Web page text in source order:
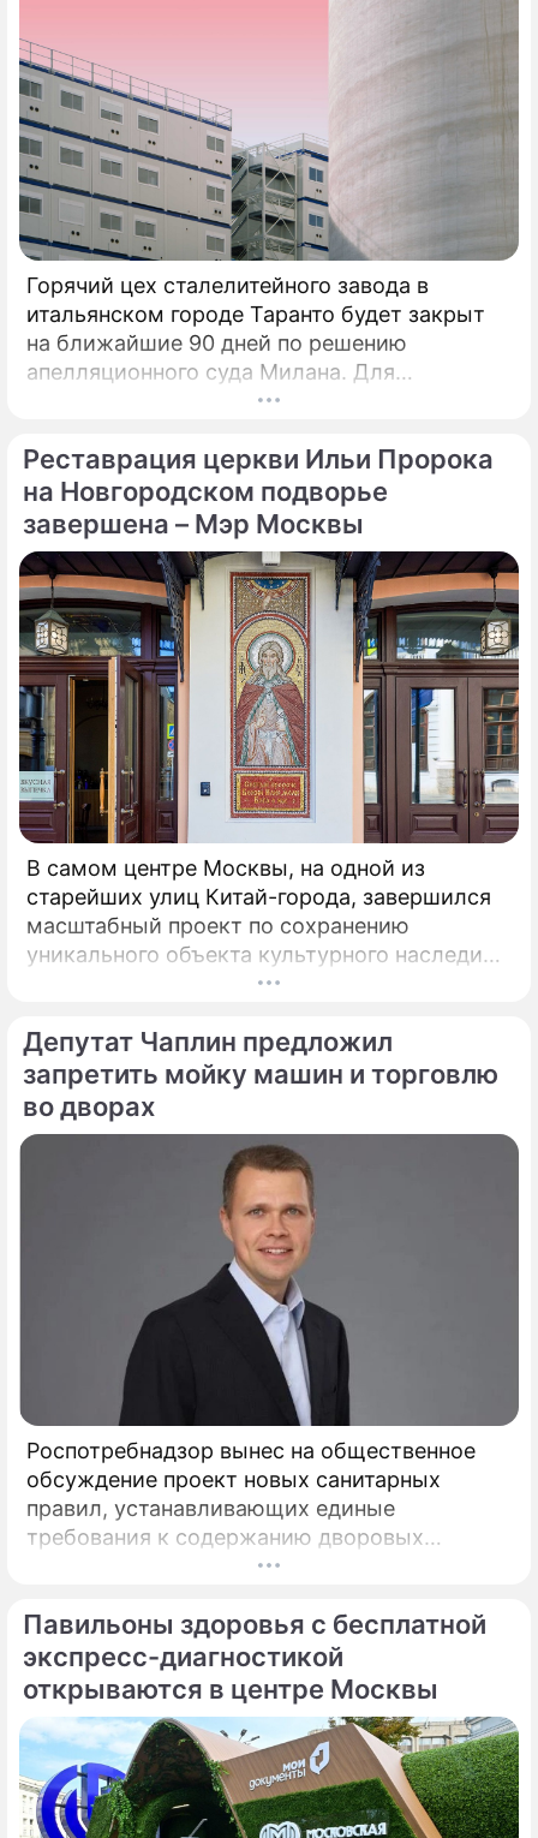
Горячий цех сталелитейного завода в
итальянском городе Таранто будет закрыт
на ближайшие 90 дней по решению
апелляционного суда Милана. Для
возобновления производства необходимо
конструкций и оборудования из цеха,
сообщает портал Eurometal.
Металлургический завод компании Acciaierie
d'Italia (ADI), ранее известной как Ilva
(Ильва), является крупнейшим на
территории Европы.
Реставрация церкви Ильи Пророка
на Новгородском подворье
завершена – Мэр Москвы
В самом центре Москвы, на одной из
старейших улиц Китай-города, завершился
масштабный проект по сохранению
уникального объекта культурного наследия –
Церкви Илии Пророка в Новгородском
архитектурной доминантой улицы Ильинки и
давший ей название, открывается для
прихожан и ценителей древнерусского
зодчества после шести лет беспрецедентно
сложных реставрационных работ.
Депутат Чаплин предложил
запретить мойку машин и торговлю
во дворах
Роспотребнадзор вынес на общественное
обсуждение проект новых санитарных
правил, устанавливающих единые
требования к содержанию дворовых
либо отсутствовали, либо трактовались по-
разному, пояснил депутат Госдумы,
председатель Союза дачников
Подмосковья» Никита Чаплин.
Павильоны здоровья с бесплатной
экспресс-диагностикой
открываются в центре Москвы